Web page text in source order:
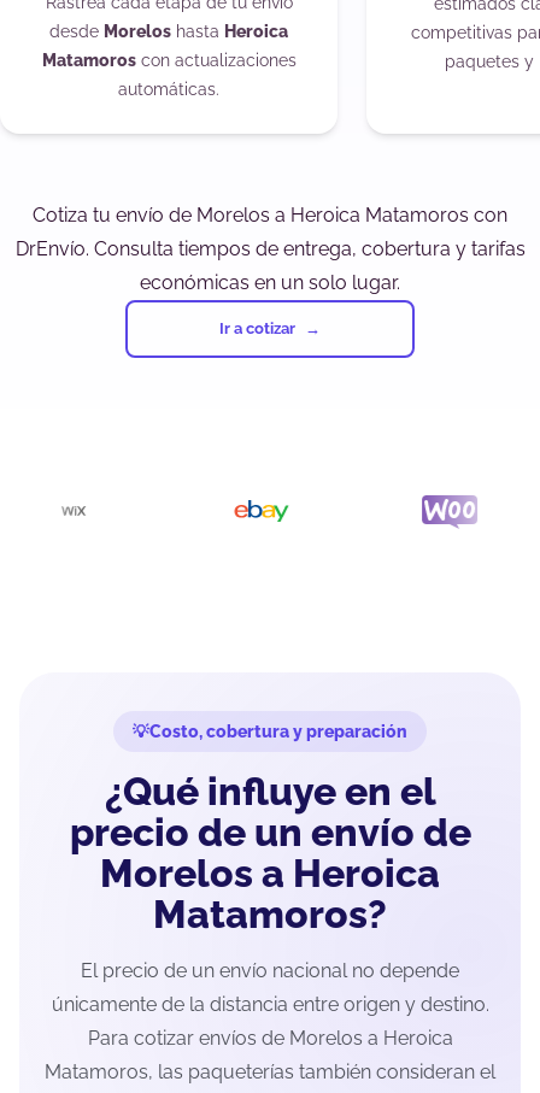
desde Morelos hasta Heroica
Matamoroscon actualizaciones
automáticas.
competitivas
paquetes y
Cotiza tu envío de Morelos a Heroica Matamoros con
DrEnvío. Consulta tiempos de entrega, cobertura y tarifas
económicas en un solo lugar.
Ir a cotizar
Costo, cobertura y preparación
¿Qué influye en el
precio de un envío de
Morelos a Heroica
Matamoros?
El precio de un envío nacional no depende
únicamente de la distancia entre origen y destino.
Para cotizar envíos de Morelos a Heroica
Matamoros, las paqueterías también consideran el